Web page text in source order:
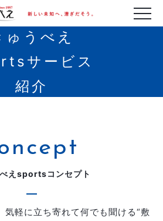
ゅうべえ
サービス
紹介
えsportsコンセプト
軽に立ち寄れて何でも聞ける“敷